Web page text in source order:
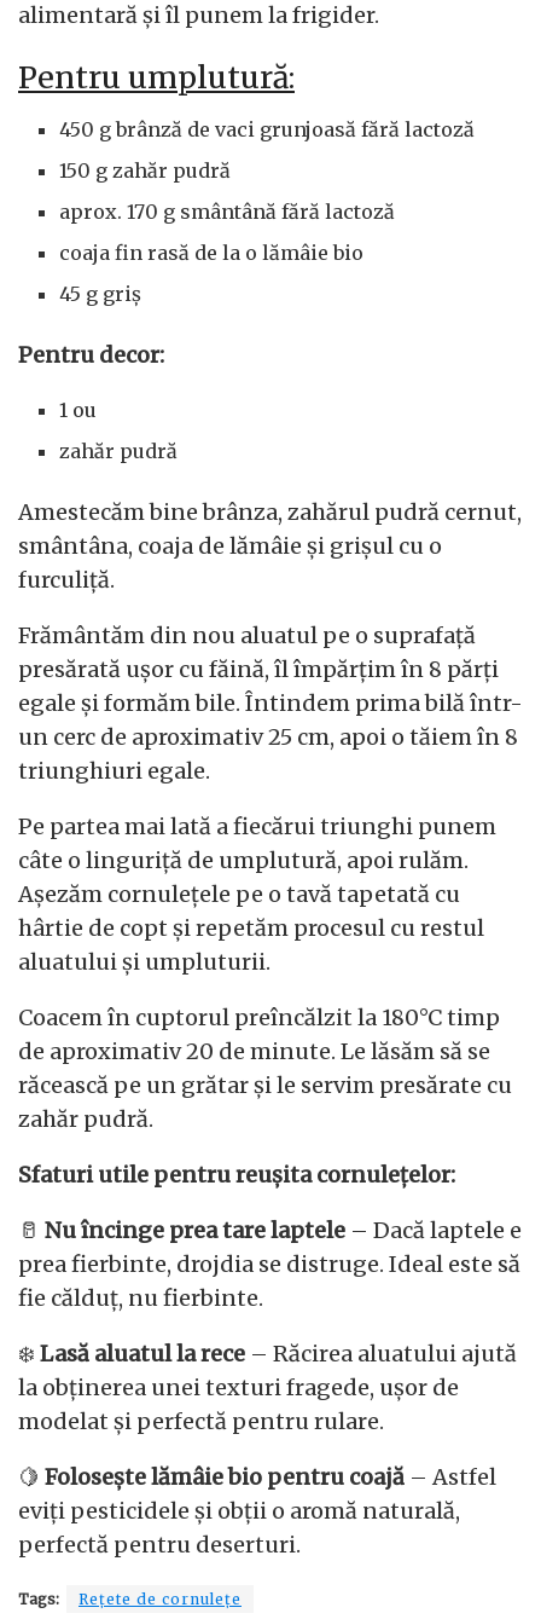
alimentară și îl punem la frigider.
Pentru umplutură:
450 g brânză de vaci grunjoasă fără lactoză
150 g zahăr pudră
aprox. 170 g smântână fără lactoză
coaja fin rasă de la o lămâie bio
45 g griș
Pentru decor:
1 ou
zahăr pudră
Amestecăm bine brânza, zahărul pudră cernut,
smântâna, coaja de lămâie și grișul cu o
furculiță.
Frământăm din nou aluatul pe o suprafață
presărată ușor cu făină, îl împărțim în 8 părți
egale și formăm bile. Întindem prima bilă într-
un cerc de aproximativ 25 cm, apoi o tăiem în 8
triunghiuri egale.
Pe partea mai lată a fiecărui triunghi punem
câte o linguriță de umplutură, apoi rulăm.
Așezăm cornulețele pe o tavă tapetată cu
hârtie de copt și repetăm procesul cu restul
aluatului și umpluturii.
Coacem în cuptorul preîncălzit la 180°C timp
de aproximativ 20 de minute. Le lăsăm să se
răcească pe un grătar și le servim presărate cu
zahăr pudră.
Sfaturi utile pentru reușita cornulețelor:
🥛 Nu încinge prea tare laptele – Dacă laptele e
prea fierbinte, drojdia se distruge. Ideal este să
fie călduț, nu fierbinte.
❄️ Lasă aluatul la rece – Răcirea aluatului ajută
la obținerea unei texturi fragede, ușor de
modelat și perfectă pentru rulare.
🍋 Folosește lămâie bio pentru coajă – Astfel
eviți pesticidele și obții o aromă naturală,
perfectă pentru deserturi.
Tags: Rețete de cornulețe